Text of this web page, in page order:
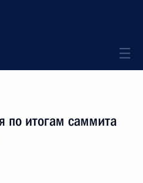
по итогам саммита